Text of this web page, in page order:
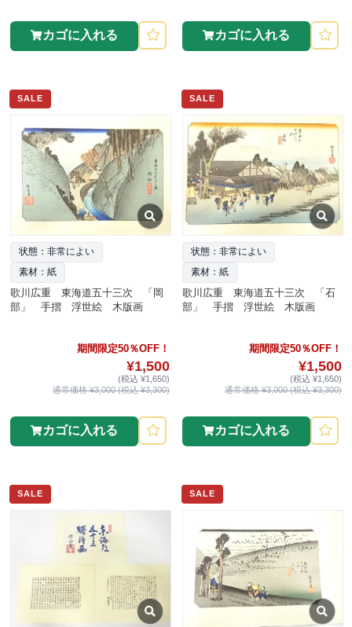
カゴに入れる カゴに入れる
SALE
状態：非常によい
素材：紙
歌川広重 東海道五十三次 「岡
部」 手摺 浮世絵 木版画
期間限定50％OFF！
¥1,500
(税込 ¥1,650)
通常価格 ¥3,000 (税込 ¥3,300)
カゴに入れる
SALE
状態：非常によい
素材：紙
歌川広重 東海道五十三次 「石
部」 手摺 浮世絵 木版画
期間限定50％OFF！
¥1,500
(税込 ¥1,650)
通常価格 ¥3,000 (税込 ¥3,300)
カゴに入れる
SALE SALE